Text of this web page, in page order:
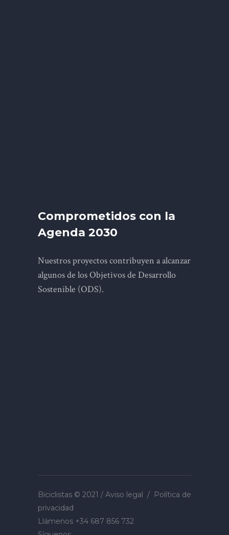
Comprometidos con la
Agenda 2030
Nuestros proyectos contribuyen a alcanzar
algunos de los Objetivos de Desarrollo
Sostenible (ODS).
Biciclistas © 2021 / Aviso legal / Política de
privacidad
Llámenos +34 687 856 732